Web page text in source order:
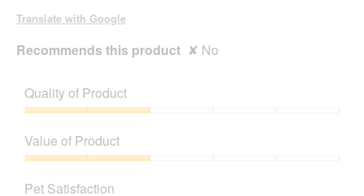
Translate with Google
Recommends this product ✘ No
Quality of Product
of
Product,
2
out
Value of Product
of
Pet Satisfaction